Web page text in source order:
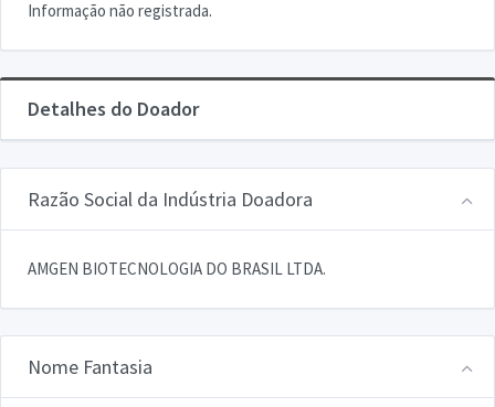
Informação não registrada.
Detalhes do Doador
Razão Social da Indústria Doadora
AMGEN BIOTECNOLOGIA DO BRASIL LTDA.
Nome Fantasia